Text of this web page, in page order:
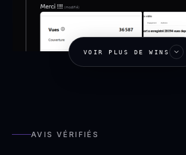
VOIR PLUS DE WINS
AVIS VÉRIFIÉS